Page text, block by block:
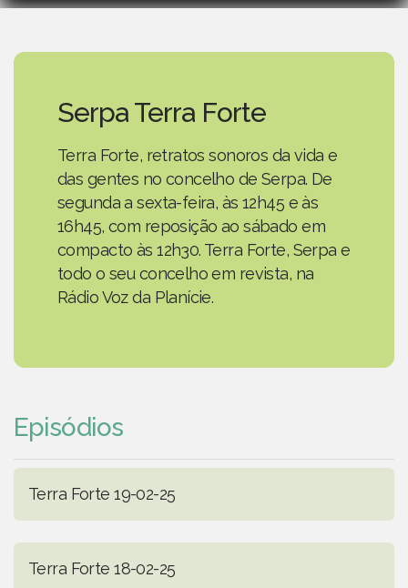
Serpa Terra Forte
Terra Forte, retratos sonoros da vida e
das gentes no concelho de Serpa. De
segunda a sexta-feira, às 12h45 e às
16h45, com reposição ao sábado em
compacto às 12h30. Terra Forte, Serpa e
todo o seu concelho em revista, na
Rádio Voz da Planície.
Episódios
Terra Forte 19-02-25
Terra Forte 18-02-25